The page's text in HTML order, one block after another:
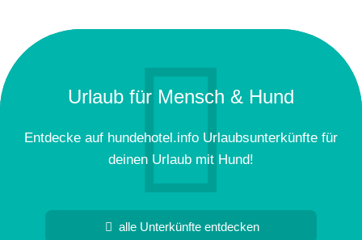
Urlaub für Mensch & Hund
Entdecke auf hundehotel.info Urlaubsunterkünfte für
deinen Urlaub mit Hund!
alle Unterkünfte entdecken